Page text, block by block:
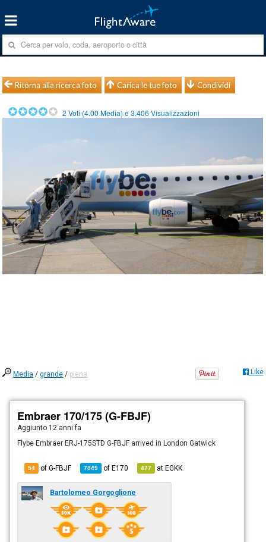
Ritorna alla ricerca foto Carica le tue foto Condividi
2 Voti (4.00 Media) e3.406 Visualizzazioni
Media /grande / piena Like
Embraer 170/175 (G-FBJF)
Aggiunto 12 anni fa
Flybe Embraer ERJ-175STD G-FBJF arrived in London Gatwick
54 of G-FBJF 7849 ofE170 477 atEGKK
Bartolomeo Gorgoglione